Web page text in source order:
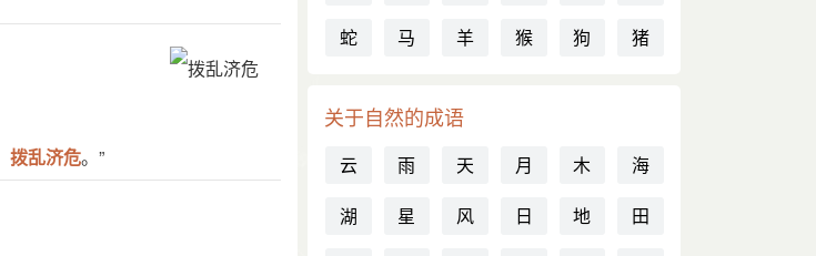
拨乱济危。”
蛇
马 羊 猴 狗 猪
关于自然的成语
云 雨 天 月 木
海
湖
星 风 日 地
田